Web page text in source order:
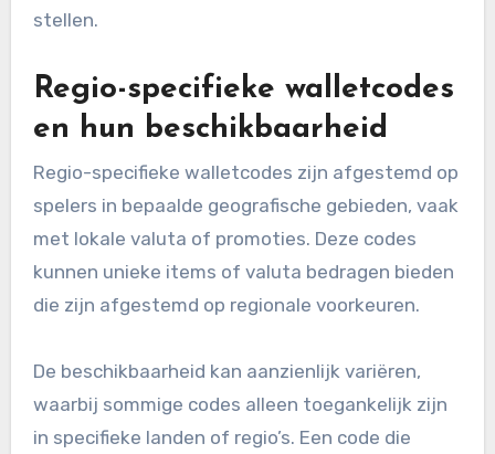
stellen.
Regio-specifieke walletcodes
en hun beschikbaarheid
Regio-specifieke walletcodes zijn afgestemd op
spelers in bepaalde geografische gebieden, vaak
met lokale valuta of promoties. Deze codes
kunnen unieke items of valuta bedragen bieden
die zijn afgestemd op regionale voorkeuren.
De beschikbaarheid kan aanzienlijk variëren,
waarbij sommige codes alleen toegankelijk zijn
in specifieke landen of regio’s. Een code die